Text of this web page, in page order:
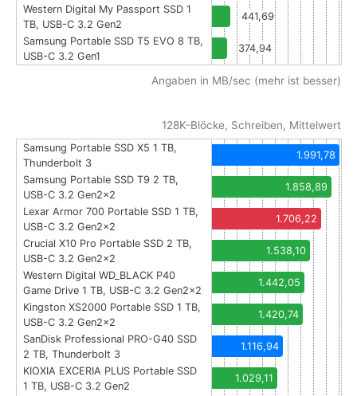
Western Digital My Passport SSD 1
TB, USB-C 3.2 Gen2
441,69
Samsung Portable SSD T5 EVO 8 TB,
USB-C 3.2 Gen1
374,94
Angaben in MB/sec (mehr ist besser)
128K-Blöcke, Schreiben, Mittelwert
Samsung Portable SSD X5 1 TB,
Thunderbolt 3
1.991,78
Samsung Portable SSD T9 2 TB,
USB-C 3.2 Gen2x2
1.858,89
Lexar Armor 700 Portable SSD 1 TB,
USB-C 3.2 Gen2x2
1.706,22
Crucial X10 Pro Portable SSD 2 TB,
USB-C 3.2 Gen2x2
1.538,10
Western Digital WD_BLACK P40
Game Drive 1 TB, USB-C 3.2 Gen2x2
1.442,05
Kingston XS2000 Portable SSD 1 TB,
USB-C 3.2 Gen2x2
1.420,74
SanDisk Professional PRO-G40 SSD
2 TB, Thunderbolt 3
1.116,94
KIOXIA EXCERIA PLUS Portable SSD
1 TB, USB-C 3.2 Gen2
1.029,11